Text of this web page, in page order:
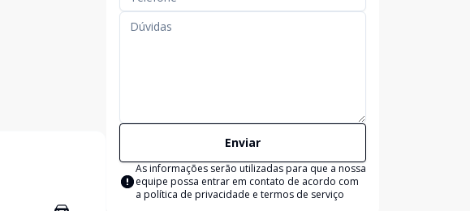
Enviar
As informações serão utilizadas para que a nossa
equipe possa entrar em contato de acordo com
a política de privacidade e termos de serviço